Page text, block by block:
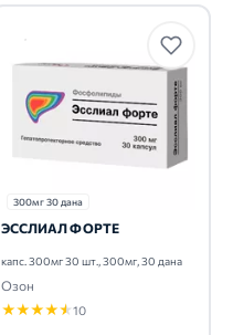
300мг 30 дана
ЭССЛИАЛ ФОРТЕ
капс. 300мг 30 шт., 300мг, 30 дана
Озон
★★★★★10